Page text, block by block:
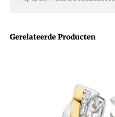
Gerelateerde Producten